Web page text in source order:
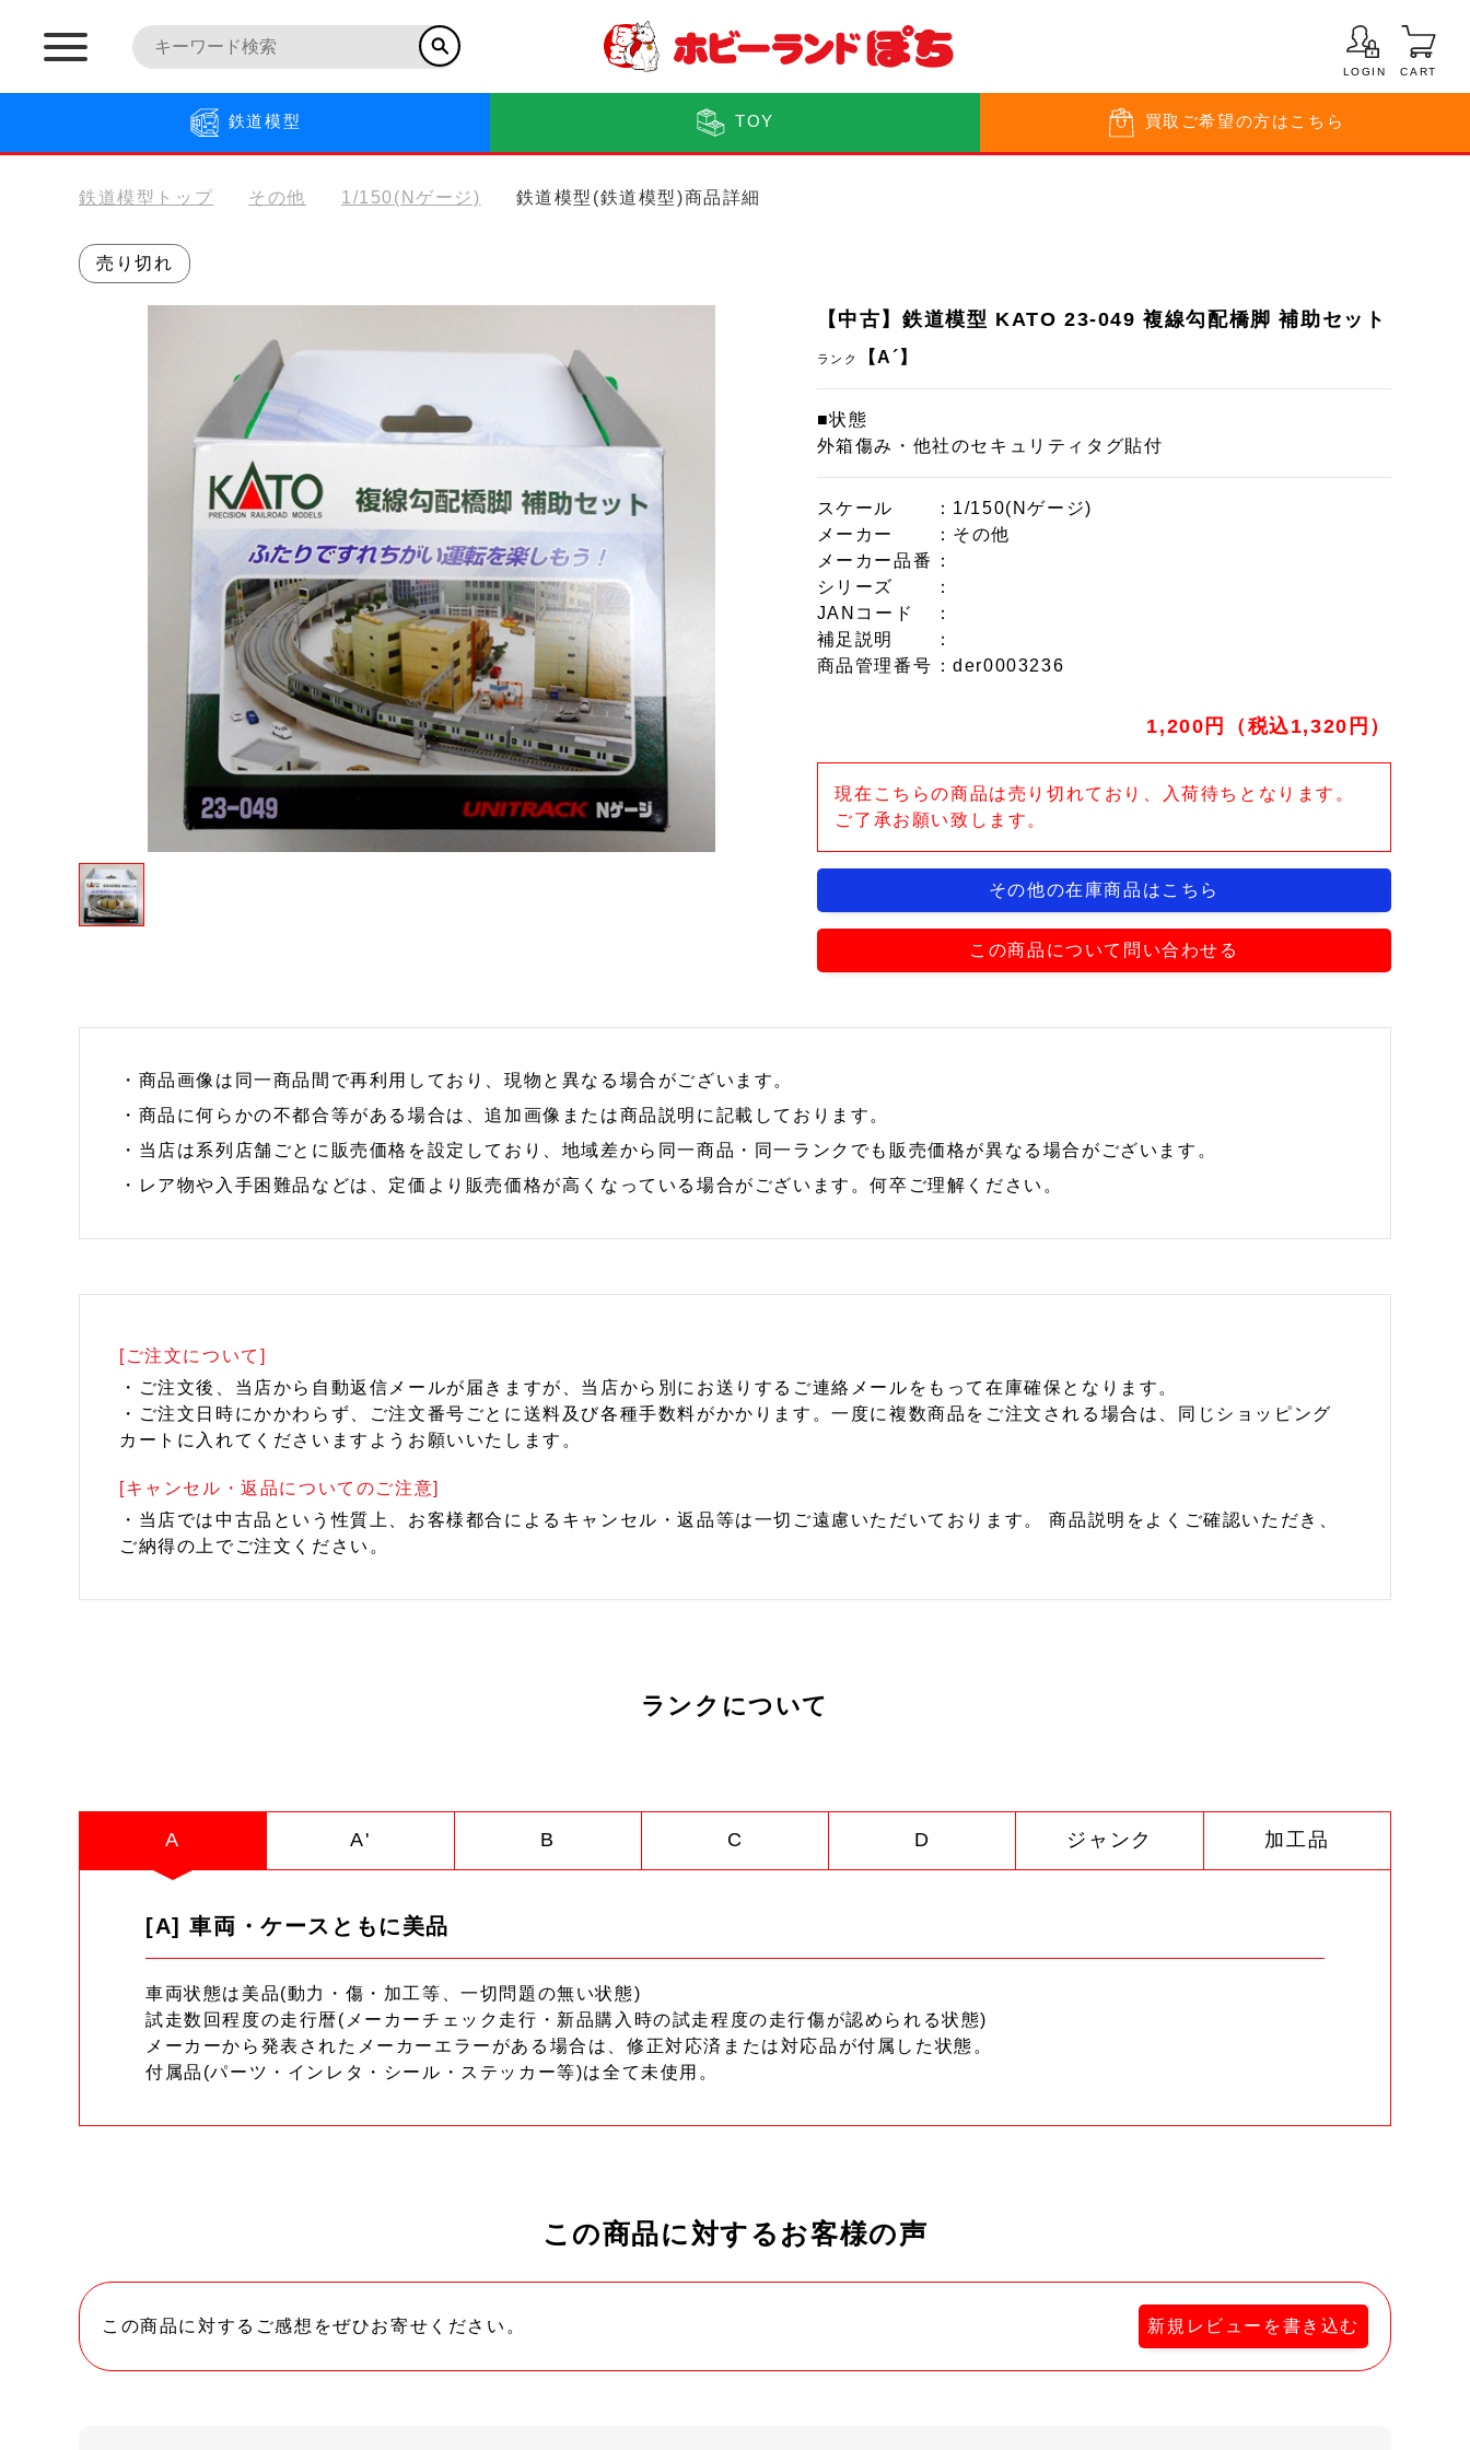
LOGIN CART
鉄道模型 TOY 買取 ご希望の方はこちら
鉄道模型トップ その他 1/150(Nゲージ) 鉄道模型(鉄道模型)商品詳細
売り切れ
【中古】鉄道模型 KATO 23-049 複線勾配橋脚 補助セット
ランク 【A´】
■状態
外箱傷み・他社のセキュリティタグ貼付
スケール
：1/150(Nゲージ)
メーカー
：その他
メーカー品番
：
シリーズ
：
JANコード
：
補足説明
：
商品管理番号 ：der0003236
1,200円（税込1,320円）
現在こちらの商品は売り切れており、入荷待ちとなります。
ご了承お願い致します。
その他の在庫商品はこちら
この商品について問い合わせる
・商品画像は同一商品間で再利用しており、現物と異なる場合がございます。
・商品に何らかの不都合等がある場合は、追加画像または商品説明に記載しております。
・当店は系列店舗ごとに販売価格を設定しており、地域差から同一商品・同一ランクでも販売価格が異なる場合がございます。
・レア物や入手困難品などは、定価より販売価格が高くなっている場合がございます。何卒ご理解ください。
[ご注文について]
・ご注文後、当店から自動返信メールが届きますが、当店から別にお送りするご連絡メールをもって在庫確保となります。
・ご注文日時にかかわらず、ご注文番号ごとに送料及び各種手数料がかかります。一度に複数商品をご注文される場合は、同じショッピング
カートに入れてくださいますようお願いいたします。
[キャンセル・返品についてのご注意]
・当店では中古品という性質上、お客様都合によるキャンセル・返品等は一切ご遠慮いただいております。 商品説明をよくご確認いただき、
ご納得の上でご注文ください。
ランクについて
A A' B C D ジャンク 加工品
[A] 車両・ケースともに美品
車両状態は美品(動力・傷・加工等、一切問題の無い状態)
試走数回程度の走行暦(メーカーチェック走行・新品購入時の試走程度の走行傷が認められる状態)
メーカーから発表されたメーカーエラーがある場合は、修正対応済または対応品が付属した状態。
付属品(パーツ・インレタ・シール・ステッカー等)は全て未使用。
この商品に対するお客様の声
この商品に対するご感想をぜひお寄せください。 新規レビューを書き込む